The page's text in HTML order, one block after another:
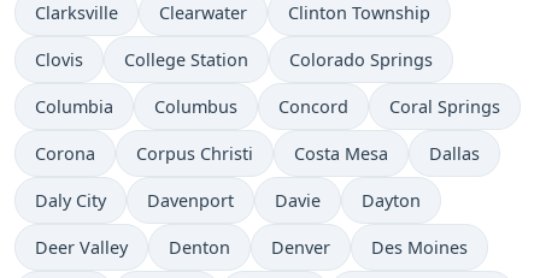
Clarksville Clearwater Clinton Township
Clovis College Station Colorado Springs
Columbia Columbus Concord Coral Springs
Corona Corpus Christi Costa Mesa Dallas
Daly City Davenport Davie Dayton
Deer Valley Denton Denver Des Moines